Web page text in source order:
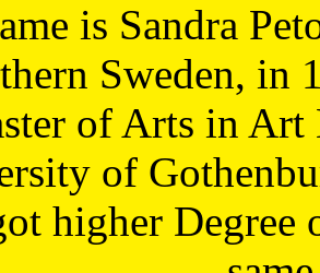
is Sandra
Sweden, in
of Arts in Art
of
higher Degree